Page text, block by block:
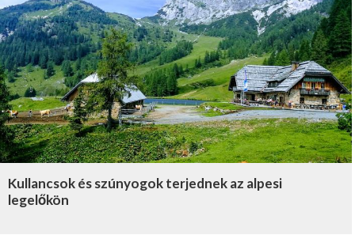
Kullancsok és szúnyogok terjednek az alpesi
legelőkön